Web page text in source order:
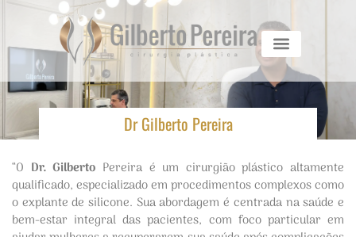
Dr Gilberto Pereira
“O Dr. Gilberto Pereira é um cirurgião plástico altamente
qualificado, especializado em procedimentos complexos como
o explante de silicone. Sua abordagem é centrada na saúde e
bem-estar integral das pacientes, com foco particular em